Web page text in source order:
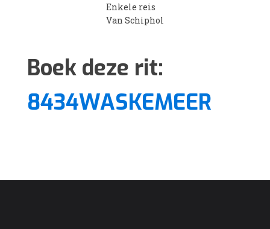
Enkele reis
Van Schiphol
Boek deze rit:
8434WASKEMEER